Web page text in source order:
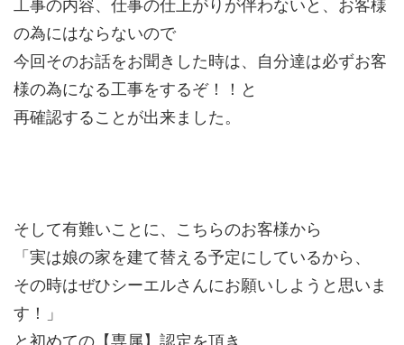
工事の内容、仕事の仕上がりが伴わないと、お客様
の為にはならないので
今回そのお話をお聞きした時は、自分達は必ずお客
様の為になる工事をするぞ！！と
再確認することが出来ました。
そして有難いことに、こちらのお客様から
「実は娘の家を建て替える予定にしているから、
その時はぜひシーエルさんにお願いしようと思いま
す！」
と初めての【専属】認定を頂き、